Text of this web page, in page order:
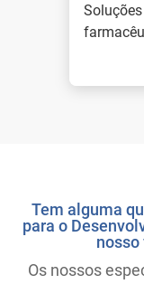
Tem alguma
para o
Os nossos